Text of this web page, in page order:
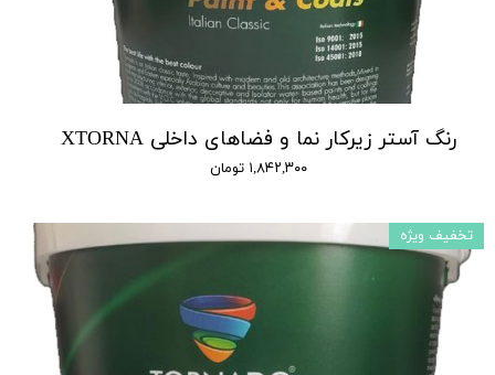
رنگ آستر زیرکار نما و فضاهای داخلی XTORNA
۱,۸۴۲,۳۰۰ تومان
تخفیف ویژه